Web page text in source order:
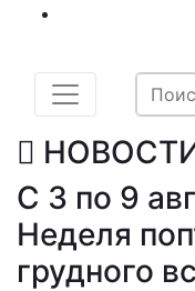
С 3 по 9
Неделя
грудного